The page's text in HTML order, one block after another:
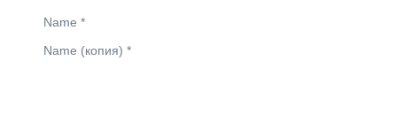
Name *
Name (копия) *